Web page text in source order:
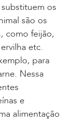
os
são os
, como feijão,
etc.
para
Nessa
e
alimentação